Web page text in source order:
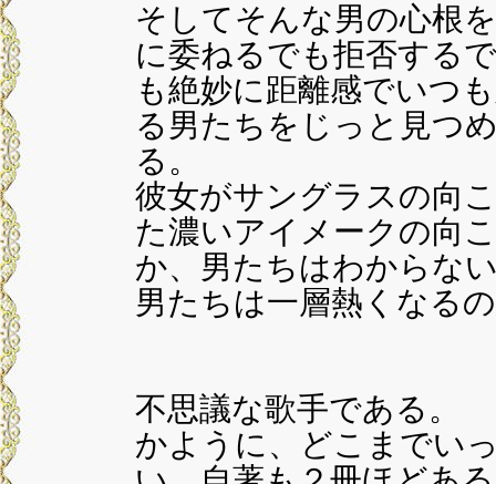
そしてそんな男の心根
に委ねるでも拒否する
も絶妙に距離感でいつ
る男たちをじっと見つ
る。
彼女がサングラスの向
た濃いアイメークの向
か、男たちはわからな
男たちは一層熱くなる
不思議な歌手である。
かように、どこまでい